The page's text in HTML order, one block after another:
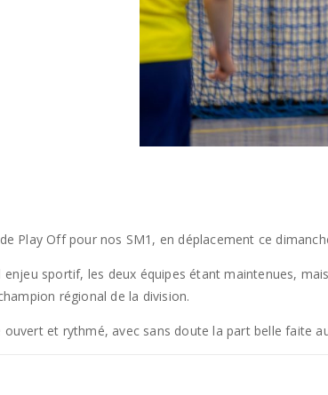
Play Off pour nos SM1, en déplacement ce
sportif, les deux équipes étant maintenues,
régional de la division.
ouvert et rythmé, avec sans doute la part belle faite